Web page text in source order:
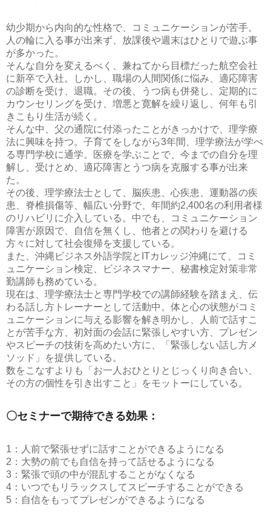
幼少期から内向的な性格で、コミュニケーションが苦手。
人の輪に入る事が出来ず、放課後や週末はひとりで遊ぶ事
が多かった。
そんな自分を変えるべく、兼ねてから目標だった航空会社
に新卒で入社。しかし、職場の人間関係に悩み、適応障害
の診断を受け、退職。その後、うつ病も併発し、定期的に
カウンセリングを受け、増悪と寛解を繰り返し、何年も引
きこもり生活が続く。
そんな中、父の通院に付添ったことがきっかけで、理学療
法に興味を持つ。子育てをしながら3年間、理学療法が学べ
る専門学校に通学。医療を学ぶことで、今までの自分を理
解し、受けとめ、適応障害とうつ病を克服する事が出来
た。
その後、理学療法士として、脳疾患、心疾患、運動器の疾
患、脊椎損傷等、幅広い分野で、年間約2,400名の利用者様
のリハビリに介入している。中でも、コミュニケーション
障害が原因で、自信を無くし、他者との関わりを避ける
方々に対して社会復帰を支援している。
また、沖縄ビジネス外語学院とITカレッジ沖縄にて、コミ
ュニケーション検定、ビジネスマナー、秘書検定対策非常
勤講師も務めている。
現在は、理学療法士と専門学校での講師経験を踏まえ、伝
わる話し方トレーナーとして活動中。体と心の状態がコミ
ュニケーションに与える影響を解き明かし、人前で話すこ
とが苦手な方、初対面の会話に緊張しやすい方、プレゼン
やスピーチの技術を高めたい方に、「緊張しない話し方メ
ソッド」を提供している。
数をこなすよりも「お一人おひとりとじっくり向き合い、
その方の個性を引き出すこと」をモットーにしている。
〇セミナーで期待できる効果：
1：人前で緊張せずに話すことができるようになる
2：大勢の前でも自信を持って話せるようになる
3：緊張で頭の中が混乱することがなくなる
4：いつでもリラックスしてスピーチすることができる
5：自信をもってプレゼンができるようになる